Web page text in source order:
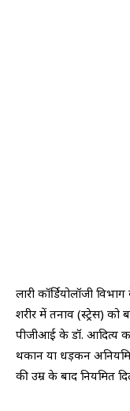
लारी कॉर्डियोलॉजी
शरीर में तनाव (स्ट्रेस) को
पीजीआई के डॉ. आदित्य
थकान या धड़कन
की उम्र के बाद नियमित